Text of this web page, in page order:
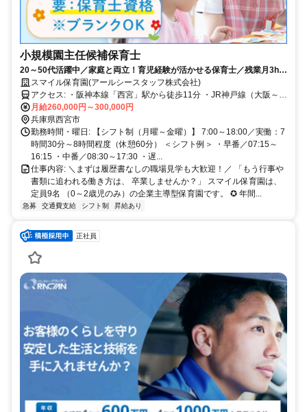
小規模園主任候補保育士
20～50代活躍中／家庭と両立！育児経験が活かせる保育士／残業月3h以
内・年間休日120日
スマイル保育園(アールシースタッフ株式会社)
アクセス: ・阪神本線「西宮」駅から徒歩11分 ・JR神戸線（大阪～神
戸） 「西宮」駅から徒歩16分 ・JR神戸戦（大阪～神戸） 「さくら夙
川」駅から徒歩15分
月給260,000円～300,000円
兵庫県西宮市
勤務時間・曜日: 【シフト制（月曜～金曜）】 7:00～18:00／実働：7
時間30分～8時間程度（休憩60分） ＜シフト例＞ ・早番／07:15～
16:15 ・中番／08:30～17:30 ・遅...
仕事内容: ＼まずは履歴書なしの職場見学も大歓迎！／ 「もう行事や
書類に追われる働き方は、 卒業しませんか？」 スマイル保育園は、
定員9名 （0～2歳児のみ）の企業主導型保育園です。 ✪ 年間...
急募 交通費支給 シフト制 昇給あり
正社員